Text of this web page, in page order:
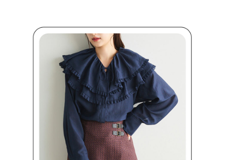
買賣價金債權讓與本公司後，依約使用本公司帳單繳交帳款。
2.基於同意付款使用「大哥付你分期」之契約關係目的，商店將以您的個人
資料（包含姓名、電話或地址）提供予台灣大哥大進項蒐集、處理及利用，
由本公司與您本人進行分期帳單所需資料之確認、核對及更正。
3.完整用戶服務條款，請詳閱以下連結： https://oppay.tw/userRule
購買商品的店家。未經商家同意取消之訂單仍視為有效，需透過AFTEE先享
後付繳納相關費用。
※ 交易是否成功請以「AFTEE先享後付 」之結帳頁面顯示為準，若有關於
是否繳費成功／繳費後需取消欲退款等相關疑問，請聯繫「AFTEE先享後付
https://netprotections.freshdesk.com/support/home
１．透過由恩沛科技股份有限公司提供之「AFTEE先享後付」服務完成之交
易，需依本服務之必要範圍內提供個人資料，並將交易相關給付款項請求債
權轉讓予恩沛科技股份有限公司。
２．關於個人資料處理事宜，請瀏覽以下網址：
https://aftee.tw/terms/#terms3
３．未成年的使用者請事先徵得法定代理人或監護人之同意方可使用
「AFTEE先享後付」，若未經同意申辦者引起之損失，本公司不負相關責